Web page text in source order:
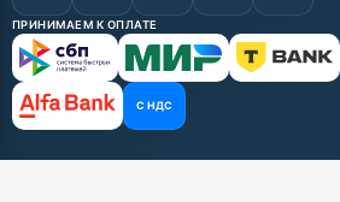
ПРИНИМАЕМ К ОПЛАТЕ
С НДС